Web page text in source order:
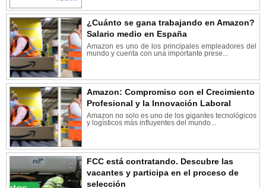
¿Cuánto se gana trabajando en Amazon?
Salario medio en España
Amazon es uno de los principales empleadores del
mundo y cuenta con una importante prese...
Amazon: Compromiso con el Crecimiento
Profesional y la Innovación Laboral
Amazon no solo es uno de los gigantes tecnológicos
y logísticos más influyentes del mundo...
FCC está contratando. Descubre las
vacantes y participa en el proceso de
selección